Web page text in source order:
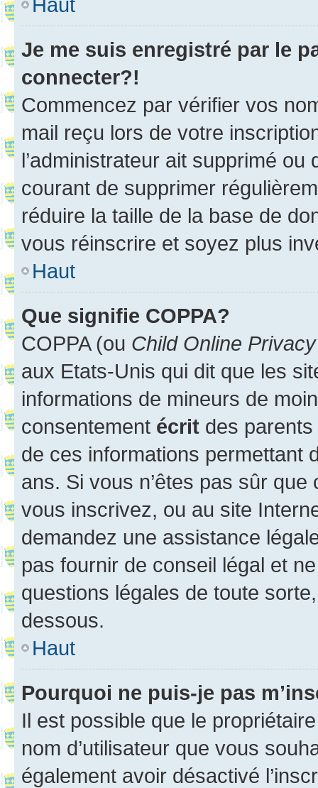
Je me suis enregistré par le
connecter?!
Commencez par vérifier vos
mail reçu lors de votre
l’administrateur ait supprimé
courant de supprimer
réduire la taille de la base de
vous réinscrire et soyez plus
Haut
Que signifie COPPA?
COPPA (ou Child Online
aux Etats-Unis qui dit que les
informations de mineurs de
consentement écrit des parents
de ces informations permettant
ans. Si vous n’êtes pas sûr
vous inscrivez, ou au site
demandez une assistance
pas fournir de conseil légal et
questions légales de toute
dessous.
Haut
Pourquoi ne puis-je pas
Il est possible que le
nom d’utilisateur que vous
également avoir désactivé